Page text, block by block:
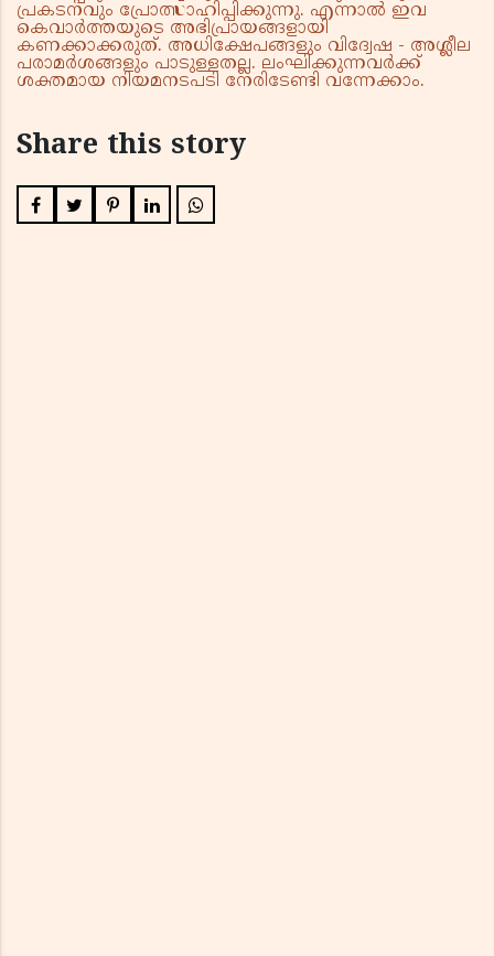
പ്രകടനവും പ്രോത്സാഹിപ്പിക്കുന്നു. എന്നാൽ ഇവ
കെവാർത്തയുടെ അഭിപ്രായങ്ങളായി
കണക്കാക്കരുത്. അധിക്ഷേപങ്ങളും വിദ്വേഷ - അശ്ലീല
പരാമർശങ്ങളും പാടുള്ളതല്ല. ലംഘിക്കുന്നവർക്ക്
ശക്തമായ നിയമനടപടി നേരിടേണ്ടി വന്നേക്കാം.
Share this story